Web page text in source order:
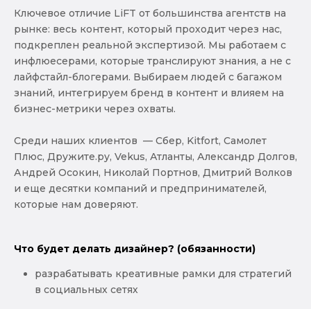
Ключевое отличие LiFT от большинства агентств на
рынке: весь контент, который проходит через нас,
подкреплен реальной экспертизой. Мы работаем с
инфлюесерами, которые транслируют знания, а не с
лайфстайл-блогерами. Выбираем людей с багажом
знаний, интегрируем бренд в контент и влияем на
бизнес-метрики через охваты.
Среди наших клиентов — Сбер, Kitfort, Самолет
Плюс, Дружите.ру, Vekus, Атланты, Александр Долгов,
Андрей Осокин, Николай Портнов, Дмитрий Волков
и еще десятки компаний и предпринимателей,
которые нам доверяют.
Что будет делать дизайнер? (обязанности)
разрабатывать креативные рамки для стратегий
в социальных сетях